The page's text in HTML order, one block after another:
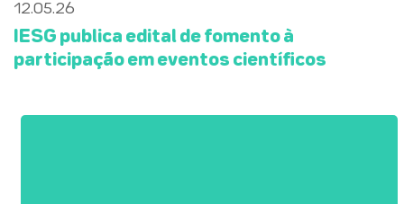
12.05.26
IESG publica edital de fomento à
participação em eventos científicos